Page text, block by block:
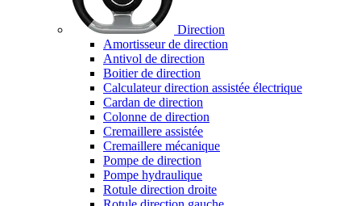
Direction
Amortisseur de direction
Antivol de direction
Boitier de direction
Calculateur direction assistée électrique
Cardan de direction
Colonne de direction
Cremaillere assistée
Cremaillere mécanique
Pompe de direction
Pompe hydraulique
Rotule direction droite